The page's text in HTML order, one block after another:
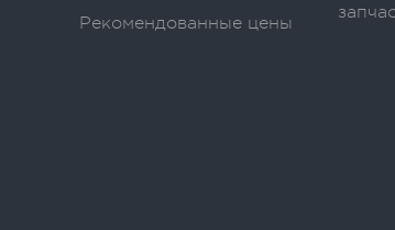
Рекомендованные цены